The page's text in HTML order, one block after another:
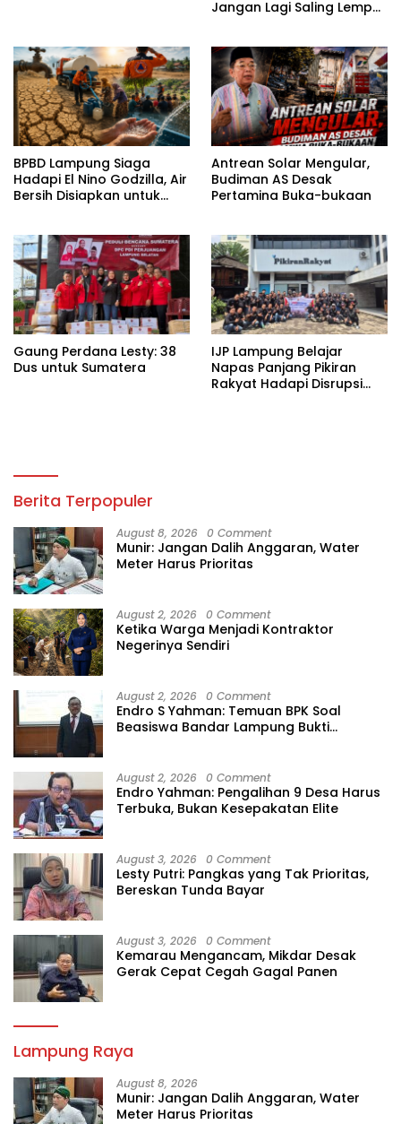
Jangan Lagi Saling Lempar
BPBD Lampung Siaga
Hadapi El Nino Godzilla, Air
Bersih Disiapkan untuk
Antrean Solar Mengular,
Budiman AS Desak
Pertamina Buka-bukaan
Gaung Perdana Lesty: 38
Dus untuk Sumatera
IJP Lampung Belajar
Napas Panjang Pikiran
Rakyat Hadapi Disrupsi
Berita Terpopuler
August 8, 2026 0 Comment
Munir: Jangan Dalih Anggaran, Water
Meter Harus Prioritas
August 2, 2026 0 Comment
Ketika Warga Menjadi Kontraktor
Negerinya Sendiri
August 2, 2026 0 Comment
Endro S Yahman: Temuan BPK Soal
Beasiswa Bandar Lampung Bukti
August 2, 2026 0 Comment
Endro Yahman: Pengalihan 9 Desa Harus
Terbuka, Bukan Kesepakatan Elite
August 3, 2026 0 Comment
Lesty Putri: Pangkas yang Tak Prioritas,
Bereskan Tunda Bayar
August 3, 2026 0 Comment
Kemarau Mengancam, Mikdar Desak
Gerak Cepat Cegah Gagal Panen
Lampung Raya
August 8, 2026
Munir: Jangan Dalih Anggaran, Water
Meter Harus Prioritas